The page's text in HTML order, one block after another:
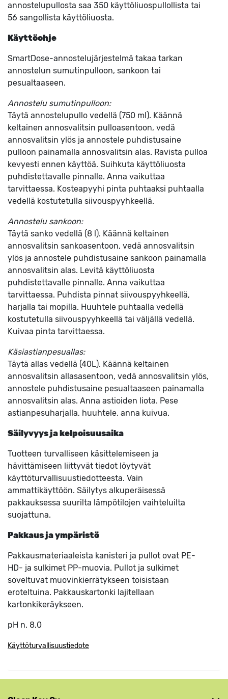
annostelupullosta saa 350 käyttöliuospullollista tai
56 sangollista käyttöliuosta.
Käyttöohje
SmartDose-annostelujärjestelmä takaa tarkan
annostelun sumutinpulloon, sankoon tai
pesualtaaseen.
Annostelu sumutinpulloon:
Täytä annostelupullo vedellä (750 ml). Käännä
keltainen annosvalitsin pulloasentoon, vedä
annosvalitsin ylös ja annostele puhdistusaine
pulloon painamalla annosvalitsin alas. Ravista pulloa
kevyesti ennen käyttöä. Suihkuta käyttöliuosta
puhdistettavalle pinnalle. Anna vaikuttaa
tarvittaessa. Kosteapyyhi pinta puhtaaksi puhtaalla
vedellä kostutetulla siivouspyyhkeellä.
Annostelu sankoon:
Täytä sanko vedellä (8 l). Käännä keltainen
annosvalitsin sankoasentoon, vedä annosvalitsin
ylös ja annostele puhdistusaine sankoon painamalla
annosvalitsin alas. Levitä käyttöliuosta
puhdistettavalle pinnalle. Anna vaikuttaa
tarvittaessa. Puhdista pinnat siivouspyyhkeellä,
harjalla tai mopilla. Huuhtele puhtaalla vedellä
kostutetulla siivouspyyhkeellä tai väljällä vedellä.
Kuivaa pinta tarvittaessa.
Käsiastianpesuallas:
Täytä allas vedellä (40L). Käännä keltainen
annosvalitsin allasasentoon, vedä annosvalitsin ylös,
annostele puhdistusaine pesualtaaseen painamalla
annosvalitsin alas. Anna astioiden liota. Pese
astianpesuharjalla, huuhtele, anna kuivua.
Säilyvyys ja kelpoisuusaika
Tuotteen turvalliseen käsittelemiseen ja
hävittämiseen liittyvät tiedot löytyvät
käyttöturvallisuustiedotteesta. Vain
ammattikäyttöön. Säilytys alkuperäisessä
pakkauksessa suurilta lämpötilojen vaihteluilta
suojattuna.
Pakkaus ja ympäristö
Pakkausmateriaaleista kanisteri ja pullot ovat PE-
HD- ja sulkimet PP-muovia. Pullot ja sulkimet
soveltuvat muovinkierrätykseen toisistaan
eroteltuina. Pakkauskartonki lajitellaan
kartonkikeräykseen.
pH n. 8,0
Käyttöturvallisuustiedote